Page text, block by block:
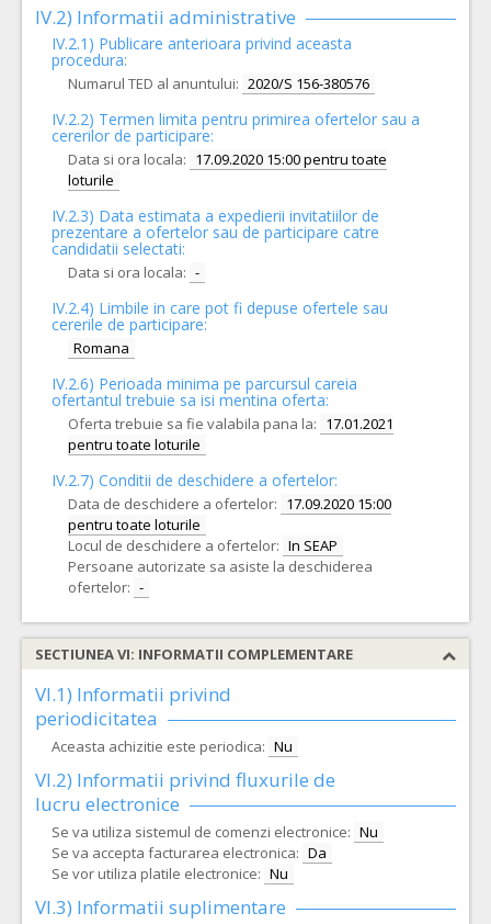
IV.2) Informatii administrative
IV.2.1) Publicare anterioara privind aceasta
procedura:
Numarul TED al anuntului: 2020/S 156-380576
IV.2.2) Termen limita pentru primirea ofertelor sau a
cererilor de participare:
Data si ora locala: 17.09.2020 15:00 pentru toate
loturile
IV.2.3) Data estimata a expedierii invitatiilor de
prezentare a ofertelor sau de participare catre
candidatii selectati:
Data si ora locala: -
IV.2.4) Limbile in care pot fi depuse ofertele sau
cererile de participare:
Romana
IV.2.6) Perioada minima pe parcursul careia
ofertantul trebuie sa isi mentina oferta:
Oferta trebuie sa fie valabila pana la: 17.01.2021
pentru toate loturile
IV.2.7) Conditii de deschidere a ofertelor:
Data de deschidere a ofertelor: 17.09.2020 15:00
pentru toate loturile
Locul de deschidere a ofertelor: In SEAP
Persoane autorizate sa asiste la deschiderea
ofertelor: -
SECTIUNEA VI: INFORMATII COMPLEMENTARE
VI.1) Informatii privind
periodicitatea
Aceasta achizitie este periodica: Nu
VI.2) Informatii privind fluxurile de
lucru electronice
Se va utiliza sistemul de comenzi electronice: Nu
Se va accepta facturarea electronica: Da
Se vor utiliza platile electronice: Nu
VI.3) Informatii suplimentare